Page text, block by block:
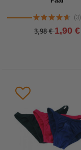
(3)
3,98 €1,90 €